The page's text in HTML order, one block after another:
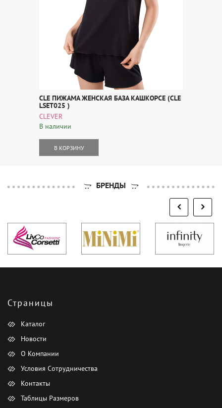
CLE ПИЖАМА ЖЕНСКАЯ БАЗА КАШКОРСЕ (CLE
LSET025 )
CLEVER
В наличии
В КОРЗИНУ
БРЕНДЫ
Страницы
Каталог
Новости
О Компании
Условия Сотрудничества
Контакты
Таблицы Размеров